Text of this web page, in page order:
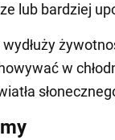
lub bardziej
w